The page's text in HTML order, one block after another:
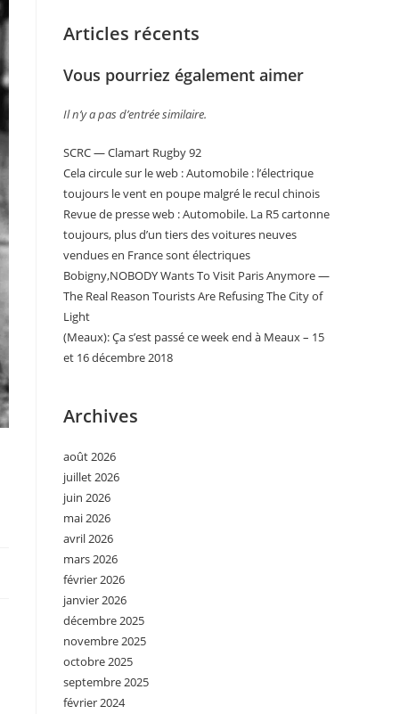
Articles récents
Vous pourriez également aimer
Il n’y a pas d’entrée similaire.
SCRC — Clamart Rugby 92
Cela circule sur le web : Automobile : l’électrique
toujours le vent en poupe malgré le recul chinois
Revue de presse web : Automobile. La R5 cartonne
toujours, plus d’un tiers des voitures neuves
vendues en France sont électriques
Bobigny,NOBODY Wants To Visit Paris Anymore —
The Real Reason Tourists Are Refusing The City of
Light
(Meaux): Ça s’est passé ce week end à Meaux – 15
et 16 décembre 2018
Archives
août 2026
juillet 2026
juin 2026
mai 2026
avril 2026
mars 2026
février 2026
janvier 2026
décembre 2025
novembre 2025
octobre 2025
septembre 2025
février 2024